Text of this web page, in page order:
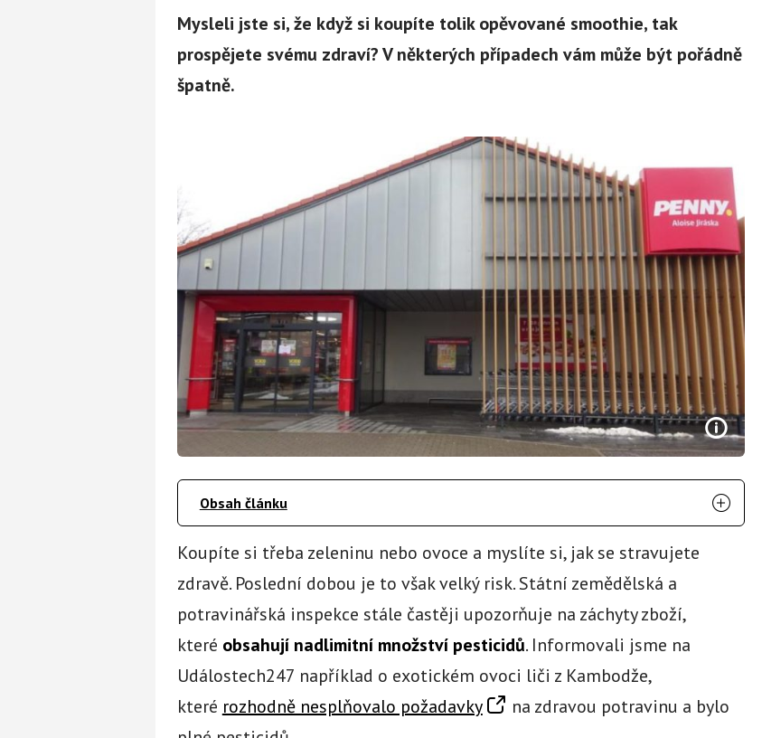
Mysleli jste si, že když si koupíte tolik opěvované smoothie, tak
prospějete svému zdraví? V některých případech vám může být pořádně
špatně.
Obsah článku
Koupíte si třeba zeleninu nebo ovoce a myslíte si, jak se stravujete
zdravě. Poslední dobou je to však velký risk. Státní zemědělská a
potravinářská inspekce stále častěji upozorňuje na záchyty zboží,
které obsahují nadlimitní množství pesticidů. Informovali jsme na
Událostech247 například o exotickém ovoci liči z Kambodže,
které rozhodně nesplňovalo požadavky
na zdravou potravinu a bylo